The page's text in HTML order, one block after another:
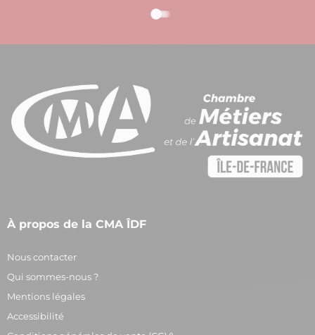
À propos de la CMA ÎDF
Nous contacter
Qui sommes-nous ?
Mentions légales
Accessibilité